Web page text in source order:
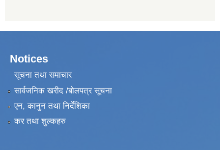
Notices
सूचना तथा समाचार
सार्वजनिक खरीद /बोलपत्र सूचना
एन, कानुन तथा निर्देशिका
कर तथा शुल्कहरु